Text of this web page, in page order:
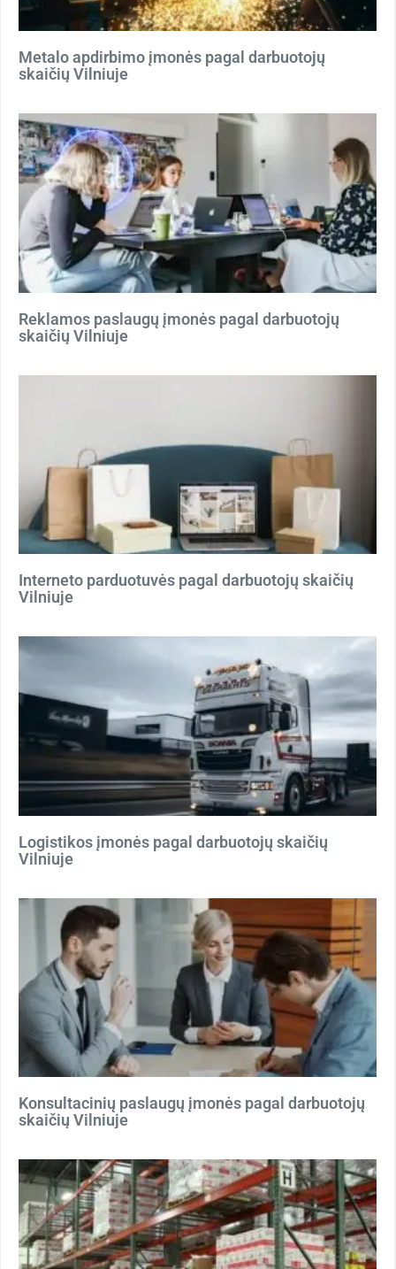
Metalo apdirbimo įmonės pagal darbuotojų
skaičių Vilniuje
Reklamos paslaugų įmonės pagal darbuotojų
skaičių Vilniuje
Interneto parduotuvės pagal darbuotojų skaičių
Vilniuje
Logistikos įmonės pagal darbuotojų skaičių
Vilniuje
Konsultacinių paslaugų įmonės pagal darbuotojų
skaičių Vilniuje